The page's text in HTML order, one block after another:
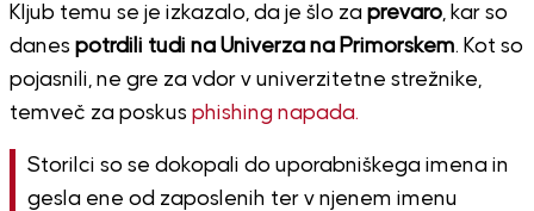
Kljub temu se je izkazalo, da je šlo za prevaro, kar so
danes potrdili tudi na Univerza na Primorskem. Kot so
pojasnili, ne gre za vdor v univerzitetne strežnike,
temveč za poskus phishing napada.
Storilci so se dokopali do uporabniškega imena in
gesla ene od zaposlenih ter v njenem imenu